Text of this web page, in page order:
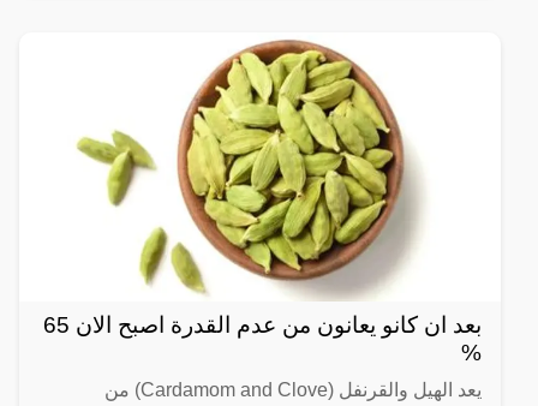
بعد ان كانو يعانون من عدم القدرة اصبح الان 65
%
يعد الهيل والقرنفل (Cardamom and Clove) من